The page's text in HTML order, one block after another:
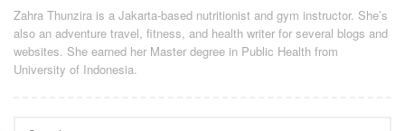
Zahra Thunzira is a Jakarta-based nutritionist and gym instructor. She’s
also an adventure travel, fitness, and health writer for several blogs and
websites. She earned her Master degree in Public Health from
University of Indonesia.